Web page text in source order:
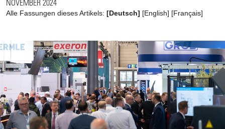
NOVEMBER 2024
Alle Fassungen dieses Artikels: [Deutsch] [English] [Français]